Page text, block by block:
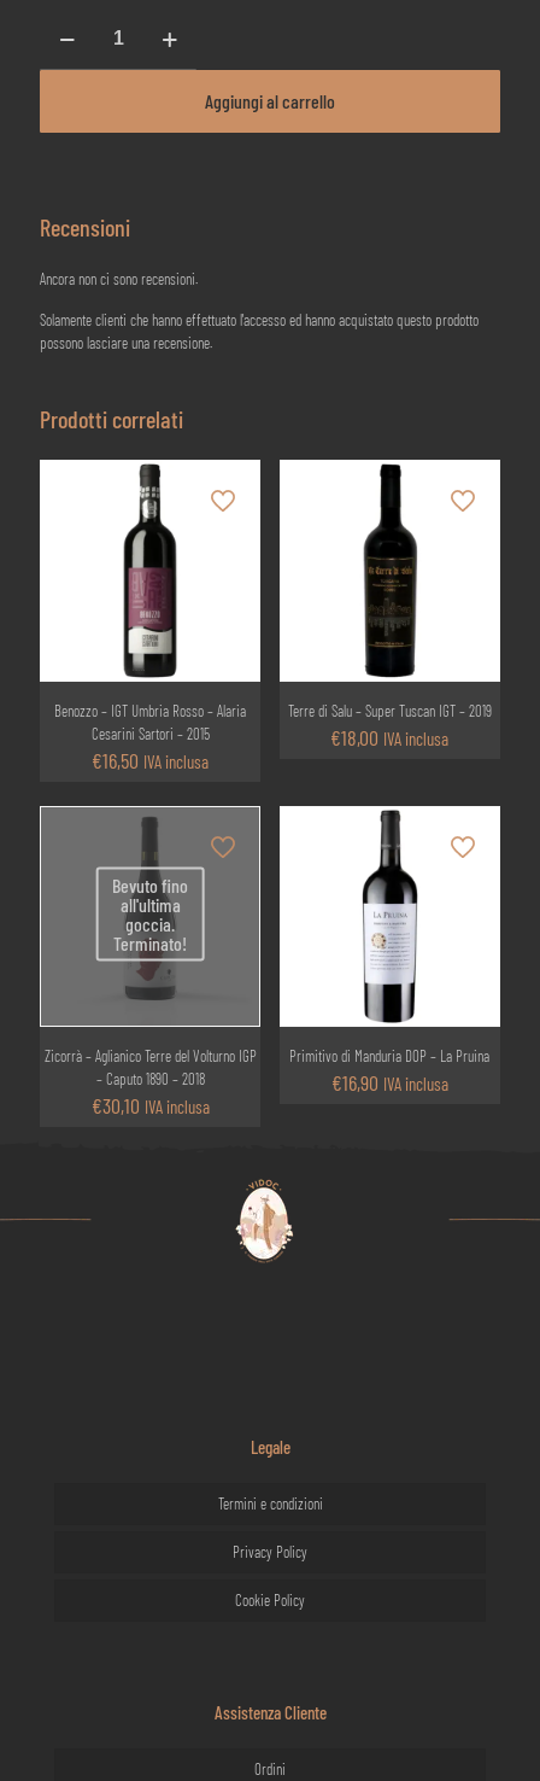
DOCG
-
Gagliardo
Aggiungi al carrello
Recensioni
Ancora non ci sono recensioni.
Solamente clienti che hanno effettuato l'accesso ed hanno acquistato questo prodotto
possono lasciare una recensione.
Prodotti correlati
Benozzo – IGT Umbria Rosso – Alaria
Cesarini Sartori – 2015
€16,50 IVA inclusa
Terre di Salu – Super Tuscan IGT – 2019
€18,00 IVA inclusa
Bevuto fino
all'ultima
goccia.
Terminato!
Zicorrà – Aglianico Terre del Volturno IGP
– Caputo 1890 – 2018
€30,10 IVA inclusa
Primitivo di Manduria DOP – La Pruina
€16,90 IVA inclusa
Legale
Termini e condizioni
Privacy Policy
Cookie Policy
Assistenza Cliente
Ordini